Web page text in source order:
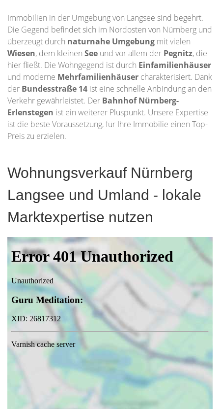
Immobilien in der Umgebung von Langsee sind begehrt.
Die Gegend befindet sich im Nordosten von Nürnberg und
überzeugt durch naturnahe Umgebung mit vielen
Wiesen, dem kleinen See und vor allem der Pegnitz, die
hier fließt. Die Wohngegend ist durch Einfamilienhäuser
und moderne Mehrfamilienhäuser charakterisiert. Dank
der Bundesstraße 14 ist eine schnelle Anbindung an den
Verkehr gewährleistet. Der Bahnhof Nürnberg-
Erlenstegen ist ein weiterer Pluspunkt. Unsere Expertise
ist die beste Voraussetzung, für Ihre Immobilie einen Top-
Preis zu erzielen.
Wohnungsverkauf Nürnberg
Langsee und Umland - lokale
Marktexpertise nutzen